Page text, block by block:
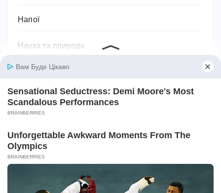
Напої
Наука та природа
Новини
Одяг, взуття, аксесуари та мода
Паразити
Підприємництво та бізнес